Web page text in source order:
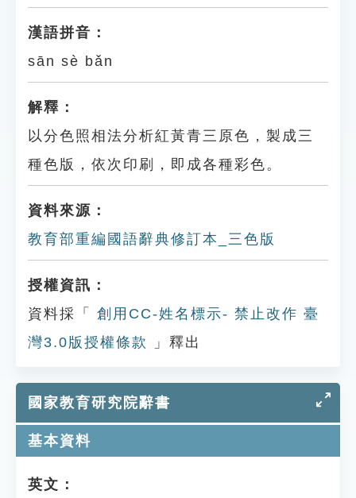
漢語拼音：
sān sè bǎn
解釋：
以分色照相法分析紅黃青三原色，製成三
種色版，依次印刷，即成各種彩色。
資料來源：
教育部重編國語辭典修訂本_三色版
授權資訊：
資料採「
創用CC-姓名標示- 禁止改作 臺
灣3.0版授權條款
」釋出
國家教育研究院辭書
基本資料
英文：